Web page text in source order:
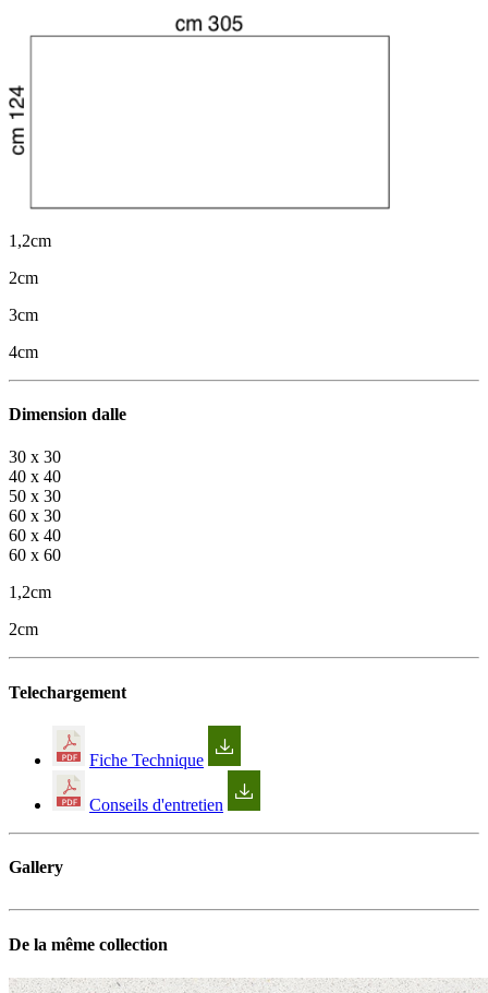
1,2cm
2cm
3cm
4cm
Dimension dalle
30 x 30
40 x 40
50 x 30
60 x 30
60 x 40
60 x 60
1,2cm
2cm
Telechargement
Fiche Technique
Conseils d'entretien
Gallery
De la même collection